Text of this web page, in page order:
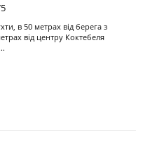
в 50 метрах від берега з
від центру Коктебеля